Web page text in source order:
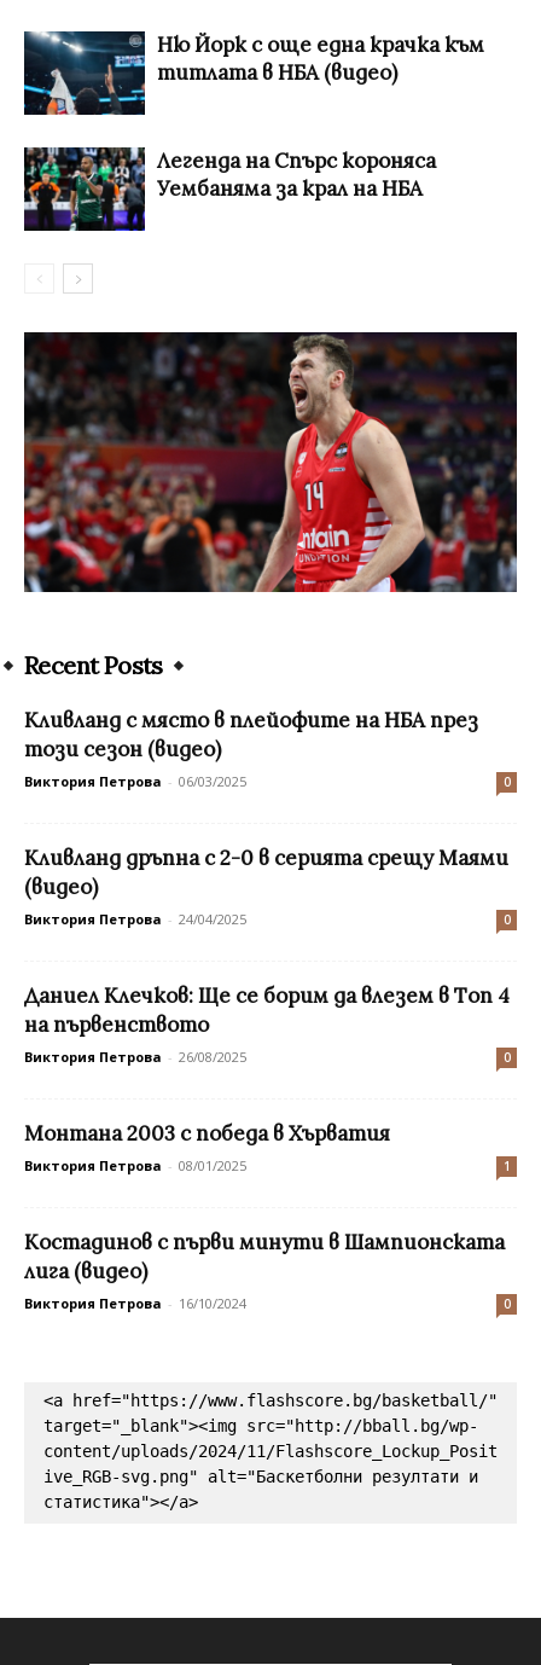
Ню Йорк с още една крачка към
титлата в НБА (видео)
Легенда на Спърс короняса
Уембаняма за крал на НБА
Recent Posts
Кливланд с място в плейофите на НБА през
този сезон (видео)
Виктория Петрова - 06/03/2025 0
Кливланд дръпна с 2-0 в серията срещу Маями
(видео)
Виктория Петрова - 24/04/2025 0
Даниел Клечков: Ще се борим да влезем в Tоп 4
на първенството
Виктория Петрова - 26/08/2025 0
Монтана 2003 с победа в Хърватия
Виктория Петрова - 08/01/2025 1
Костадинов с първи минути в Шампионската
лига (видео)
Виктория Петрова - 16/10/2024 0
<a href="https://www.flashscore.bg/basketball/"
target="_blank"><img src="http://bball.bg/wp-
content/uploads/2024/11/Flashscore_Lockup_Posit
ive_RGB-svg.png" alt="Баскетболни резултати и
статистика"></a>